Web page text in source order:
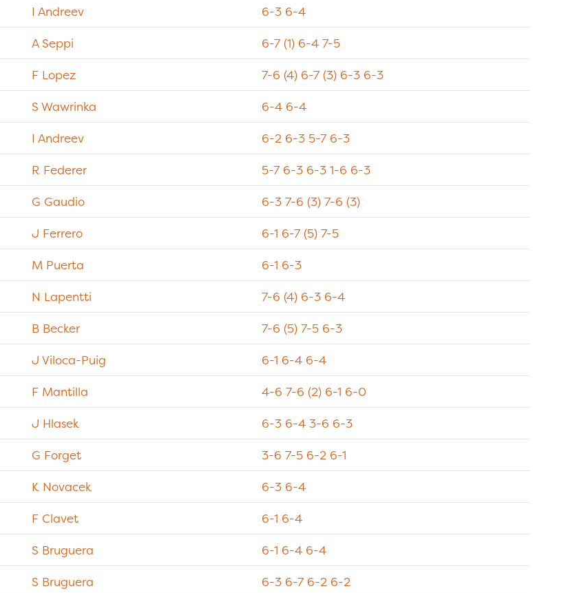
I Andreev
6-3 6-4
A Seppi
6-7 (1) 6-4 7-5
F Lopez
7-6 (4) 6-7 (3) 6-3 6-3
S Wawrinka
6-4 6-4
I Andreev
6-2 6-3 5-7 6-3
R Federer
5-7 6-3 6-3 1-6 6-3
G Gaudio
6-3 7-6 (3) 7-6 (3)
J Ferrero
6-1 6-7 (5) 7-5
M Puerta
6-1 6-3
N Lapentti
7-6 (4) 6-3 6-4
B Becker
7-6 (5) 7-5 6-3
J Viloca-Puig
6-1 6-4 6-4
F Mantilla
4-6 7-6 (2) 6-1 6-0
J Hlasek
6-3 6-4 3-6 6-3
G Forget
3-6 7-5 6-2 6-1
K Novacek
6-3 6-4
F Clavet
6-1 6-4
S Bruguera
6-1 6-4 6-4
S Bruguera
6-3 6-7 6-2 6-2